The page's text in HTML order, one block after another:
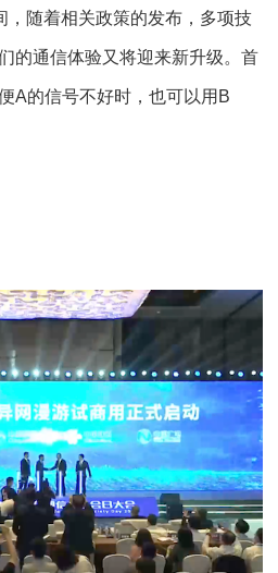
，随着相关政策的发布，多项技
的通信体验又将迎来新升级。首
A的信号不好时，也可以用B